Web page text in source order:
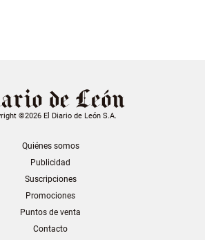
©2026 El Diario de León S.A.
Quiénes somos
Publicidad
Suscripciones
Promociones
Puntos de venta
Contacto